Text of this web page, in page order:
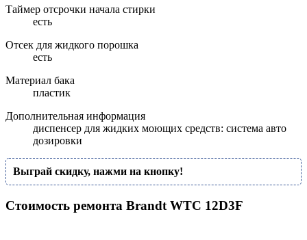
Таймер отсрочки начала стирки
есть
Отсек для жидкого порошка
есть
Материал бака
пластик
Дополнительная информация
диспенсер для жидких моющих средств: система авто
дозировки
Выграй скидку, нажми на кнопку!
Стоимость ремонта Brandt WTC 12D3F